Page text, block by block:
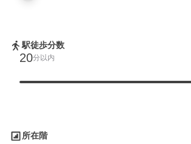
駅徒歩分数
20分以内
所在階